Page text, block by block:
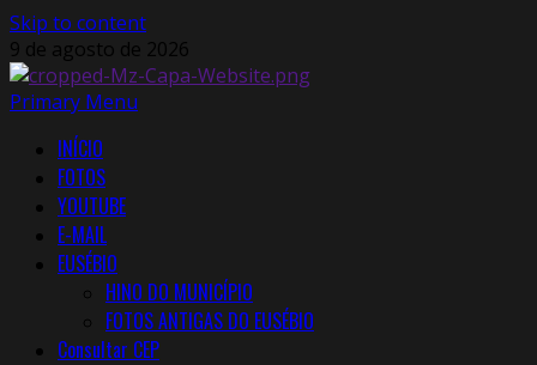
Skip to content
9 de agosto de 2026
Primary Menu
INÍCIO
FOTOS
YOUTUBE
E-MAIL
EUSÉBIO
HINO DO MUNICÍPIO
FOTOS ANTIGAS DO EUSÉBIO
Consultar CEP